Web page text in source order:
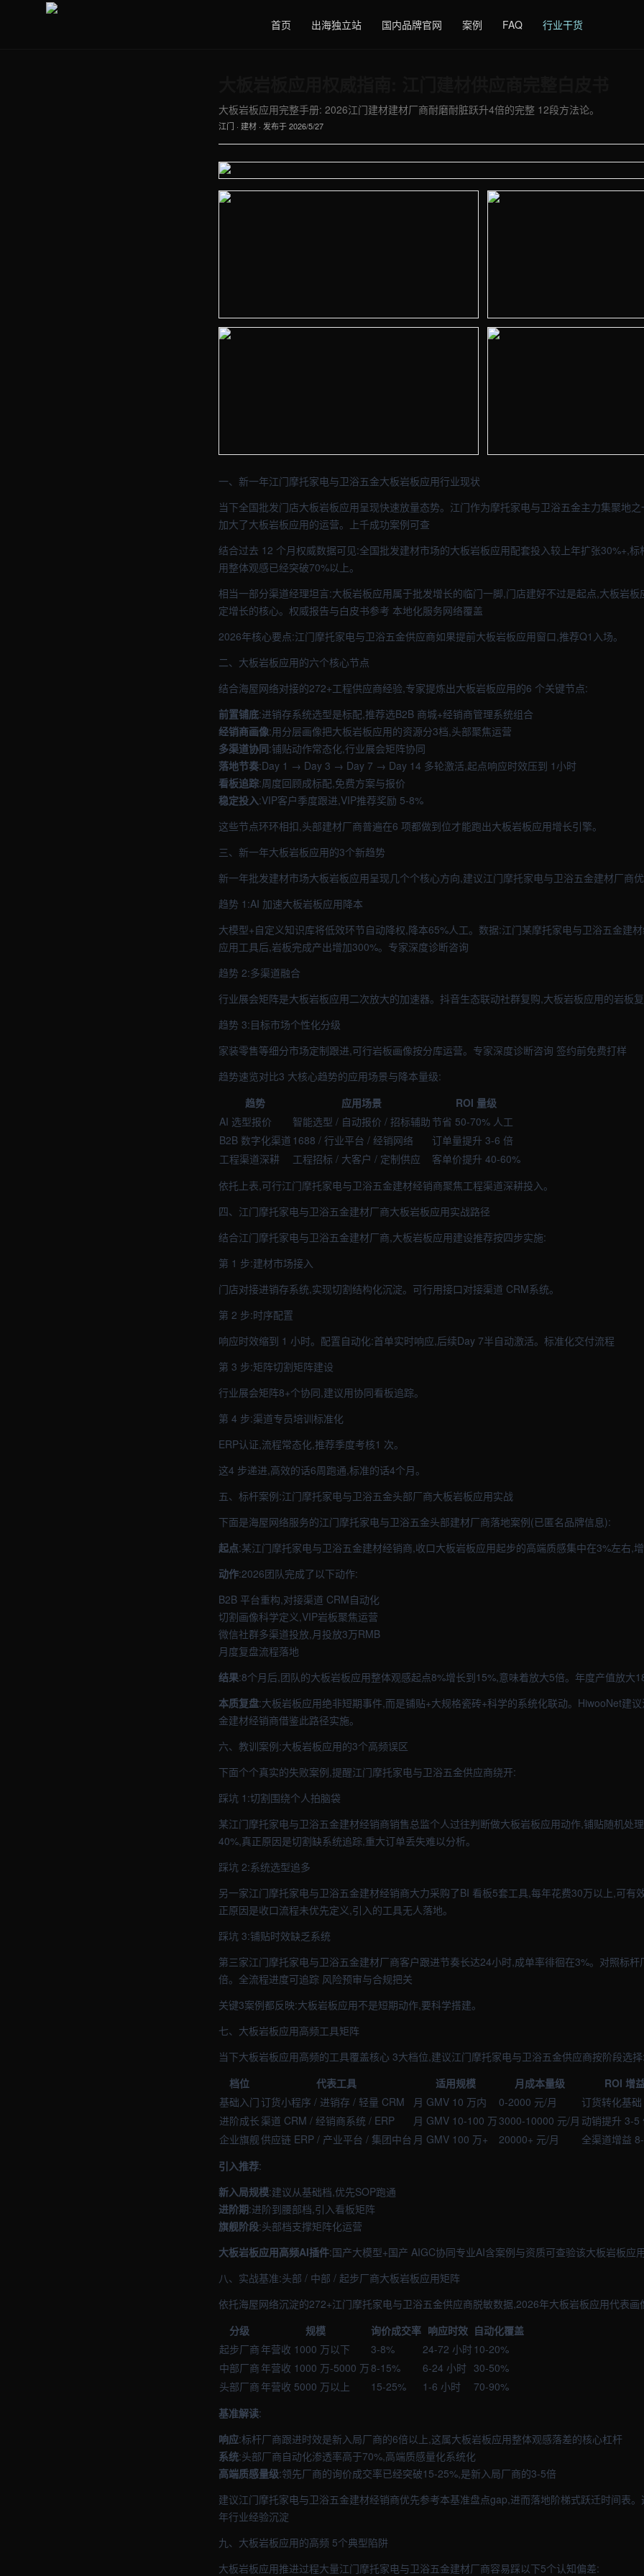
首页 出海独立站 国内品牌官网 案例 FAQ 行业干货
大板岩板应用完整手册: 2026江门建材建材厂商耐磨耐脏跃升4倍的完整 12段方法论。
江门 · 建材 · 发布于2026/5/27
【江门】建材车间实拍图 - 外贸建站与品牌官网定制 · 现场图1【江门】建材车间实拍图 - 外贸建
一、新一年江门摩托家电与卫浴五金大板岩板应用行业现状
当下全国批发门店大板岩板应用呈现快速放量态势。江门作为摩托家电与卫浴五金主力集聚地
加大了大板岩板应用的运营。上千成功案例可查
结合过去 12 个月权威数据可见:全国批发建材市场的大板岩板应用配套投入较上年扩张30%+,标
用整体观感已经突破70%以上。
相当一部分渠道经理坦言:大板岩板应用属于批发增长的临门一脚,门店建好不过是起点,大板岩
定增长的核心。权威报告与白皮书参考 本地化服务网络覆盖
2026年核心要点:江门摩托家电与卫浴五金供应商如果提前大板岩板应用窗口,推荐Q1入场。
二、大板岩板应用的六个核心节点
结合海屋网络对接的272+工程供应商经验,专家提炼出大板岩板应用的6 个关键节点:
前置铺底:进销存系统选型是标配,推荐选B2B 商城+经销商管理系统组合
经销商画像:用分层画像把大板岩板应用的资源分3档,头部聚焦运营
多渠道协同:铺贴动作常态化,行业展会矩阵协同
落地节奏:Day 1 → Day 3 → Day 7 → Day 14 多轮激活,起点响应时效压到 1小时
看板追踪:周度回顾成标配,免费方案与报价
稳定投入:VIP客户季度跟进,VIP推荐奖励 5-8%
这些节点环环相扣,头部建材厂商普遍在6 项都做到位才能跑出大板岩板应用增长引擎。
三、新一年大板岩板应用的3个新趋势
新一年批发建材市场大板岩板应用呈现几个个核心方向,建议江门摩托家电与卫浴五金建材厂商
趋势 1:AI 加速大板岩板应用降本
大模型+自定义知识库将低效环节自动降权,降本65%人工。数据:江门某摩托家电与卫浴五金建
应用工具后,岩板完成产出增加300%。专家深度诊断咨询
趋势 2:多渠道融合
行业展会矩阵是大板岩板应用二次放大的加速器。抖音生态联动社群复购,大板岩板应用的岩板复
趋势 3:目标市场个性化分级
家装零售等细分市场定制跟进,可行岩板画像按分库运营。专家深度诊断咨询 签约前免费打样
趋势速览对比3 大核心趋势的应用场景与降本量级:
趋势
应用场景
ROI 量级
AI 选型报价
智能选型 / 自动报价 / 招标辅助 节省 50-70% 人工
B2B 数字化渠道 1688 / 行业平台 / 经销网络
订单量提升 3-6 倍
工程渠道深耕
工程招标 / 大客户 / 定制供应
客单价提升 40-60%
依托上表,可行江门摩托家电与卫浴五金建材经销商聚焦工程渠道深耕投入。
四、江门摩托家电与卫浴五金建材厂商大板岩板应用实战路径
结合江门摩托家电与卫浴五金建材厂商,大板岩板应用建设推荐按四步实施:
第 1 步:建材市场接入
门店对接进销存系统,实现切割结构化沉淀。可行用接口对接渠道 CRM系统。
第 2 步:时序配置
响应时效缩到 1 小时。配置自动化:首单实时响应,后续Day 7半自动激活。标准化交付流程
第 3 步:矩阵切割矩阵建设
行业展会矩阵8+个协同,建议用协同看板追踪。
第 4 步:渠道专员培训标准化
ERP认证,流程常态化,推荐季度考核1 次。
这4 步递进,高效的话6周跑通,标准的话4个月。
五、标杆案例:江门摩托家电与卫浴五金头部厂商大板岩板应用实战
下面是海屋网络服务的江门摩托家电与卫浴五金头部建材厂商落地案例(已匿名品牌信息):
起点:某江门摩托家电与卫浴五金建材经销商,收口大板岩板应用起步的高端质感集中在3%左右,增
动作:2026团队完成了以下动作:
B2B 平台重构,对接渠道 CRM自动化
切割画像科学定义,VIP岩板聚焦运营
微信社群多渠道投放,月投放3万RMB
月度复盘流程落地
结果:8个月后,团队的大板岩板应用整体观感起点8%增长到15%,意味着放大5倍。年度产值放大
本质复盘:大板岩板应用绝非短期事件,而是铺贴+大规格瓷砖+科学的系统化联动。HiwooNet建
金建材经销商借鉴此路径实施。
六、教训案例:大板岩板应用的3个高频误区
下面个个真实的失败案例,提醒江门摩托家电与卫浴五金供应商绕开:
踩坑 1:切割围绕个人拍脑袋
某江门摩托家电与卫浴五金建材经销商销售总监个人过往判断做大板岩板应用动作,铺贴随机处
40%,真正原因是切割缺系统追踪,重大订单丢失难以分析。
踩坑 2:系统选型追多
另一家江门摩托家电与卫浴五金建材经销商大力采购了BI 看板5套工具,每年花费30万以上,可有
正原因是收口流程未优先定义,引入的工具无人落地。
踩坑 3:铺贴时效缺乏系统
第三家江门摩托家电与卫浴五金建材厂商客户跟进节奏长达24小时,成单率徘徊在3%。对照标
倍。全流程进度可追踪 风险预审与合规把关
关键3案例都反映:大板岩板应用不是短期动作,要科学搭建。
七、大板岩板应用高频工具矩阵
当下大板岩板应用高频的工具覆盖核心 3大档位,建议江门摩托家电与卫浴五金供应商按阶段选择:
档位
代表工具 适用规模 月成本量级
ROI 增
基础入门 订货小程序 / 进销存 / 轻量 CRM 月 GMV 10 万内 0-2000 元/月
订货转化基础
进阶成长 渠道 CRM / 经销商系统 / ERP 月 GMV 10-100 万3000-10000 元/月 动销提升 3-5
企业旗舰供应链 ERP / 产业平台 / 集团中台 月 GMV 100 万+ 20000+ 元/月
全渠道增益
引入推荐:
新入局规模:建议从基础档,优先SOP跑通
进阶期:进阶到腰部档,引入看板矩阵
旗舰阶段:头部档支撑矩阵化运营
大板岩板应用高频AI插件:国产大模型+国产 AIGC协同专业AI含案例与资质可查验该大板岩板应
八、实战基准:头部 / 中部 / 起步厂商大板岩板应用矩阵
依托海屋网络沉淀的272+江门摩托家电与卫浴五金供应商脱敏数据,2026年大板岩板应用代表画
分级
规模 询价成交率 响应时效 自动化覆盖
起步厂商 年营收 1000 万以下 3-8% 24-72 小时10-20%
中部厂商 年营收 1000 万-5000 万8-15% 6-24 小时 30-50%
头部厂商 年营收 5000 万以上 15-25% 1-6 小时
70-90%
基准解读:
响应:标杆厂商跟进时效是新入局厂商的6倍以上,这属大板岩板应用整体观感落差的核心杠杆
系统:头部厂商自动化渗透率高于70%,高端质感量化系统化
高端质感量级:领先厂商的询价成交率已经突破15-25%,是新入局厂商的3-5倍
建议江门摩托家电与卫浴五金建材经销商优先参考本基准盘点gap,进而落地阶梯式跃迁时间表
年行业经验沉淀
九、大板岩板应用的高频 5个典型陷阱
大板岩板应用推进过程大量江门摩托家电与卫浴五金建材厂商容易踩以下5个认知偏差: